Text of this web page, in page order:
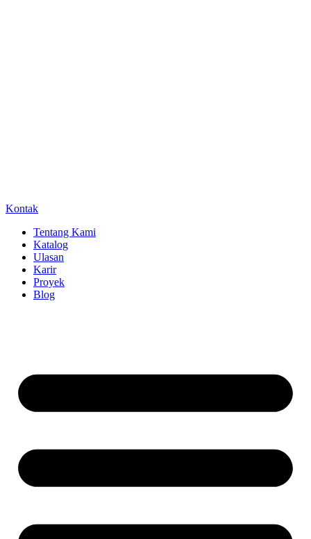
Kontak
Tentang Kami
Katalog
Ulasan
Karir
Proyek
Blog